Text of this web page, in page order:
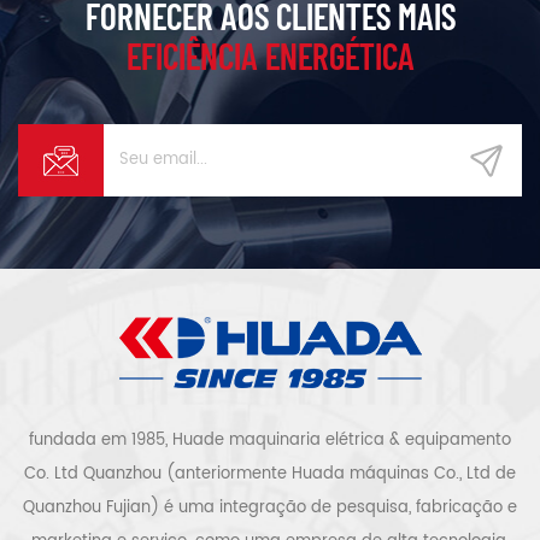
FORNECER AOS CLIENTES MAIS
EFICIÊNCIA ENERGÉTICA
fundada em 1985, Huade maquinaria elétrica & equipamento
Co. Ltd Quanzhou (anteriormente Huada máquinas Co., Ltd de
Quanzhou Fujian) é uma integração de pesquisa, fabricação e